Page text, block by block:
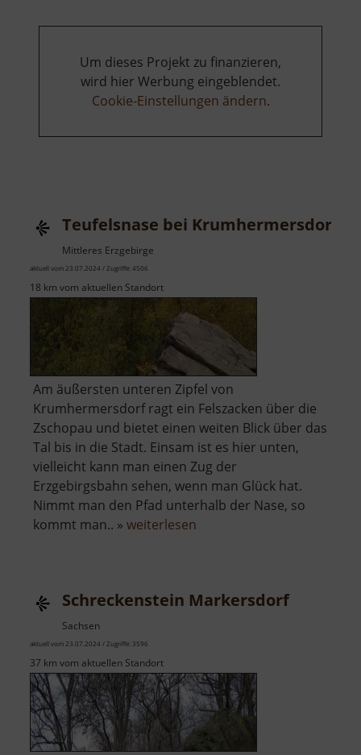
Um dieses Projekt zu finanzieren,
wird hier Werbung eingeblendet.
Cookie-Einstellungen ändern.
Teufelsnase bei Krumhermersdorf
Mittleres Erzgebirge
aktuell vom 23.07.2024 / Zugriffe: 4506
18 km vom aktuellen Standort
Am äußersten unteren Zipfel von
Krumhermersdorf ragt ein Felszacken über die
Zschopau und bietet einen weiten Blick über das
Tal bis in die Stadt. Einsam ist es hier unten,
vielleicht kann man einen Zug der
Erzgebirgsbahn sehen, wenn man Glück hat.
Nimmt man den Pfad unterhalb der Nase, so
kommt man.. » weiterlesen
Schreckenstein Markersdorf
Sachsen
aktuell vom 23.07.2024 / Zugriffe: 3596
37 km vom aktuellen Standort